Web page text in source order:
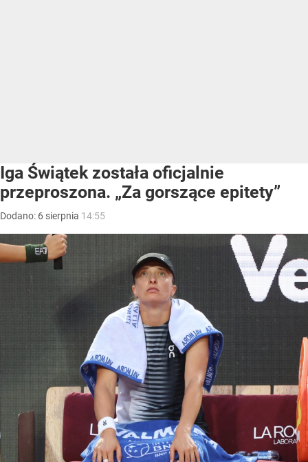
Iga Świątek została oficjalnie
przeproszona. „Za gorszące epitety”
Dodano: 6 sierpnia 14:55